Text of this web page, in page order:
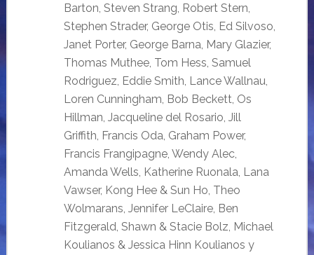
Barton, Steven Strang, Robert Stern,
Stephen Strader, George Otis, Ed Silvoso,
Janet Porter, George Barna, Mary Glazier,
Thomas Muthee, Tom Hess, Samuel
Rodriguez, Eddie Smith, Lance Wallnau,
Loren Cunningham, Bob Beckett, Os
Hillman, Jacqueline del Rosario, Jill
Griffith, Francis Oda, Graham Power,
Francis Frangipagne, Wendy Alec,
Amanda Wells, Katherine Ruonala, Lana
Vawser, Kong Hee & Sun Ho, Theo
Wolmarans, Jennifer LeClaire, Ben
Fitzgerald, Shawn & Stacie Bolz, Michael
Koulianos & Jessica Hinn Koulianos y